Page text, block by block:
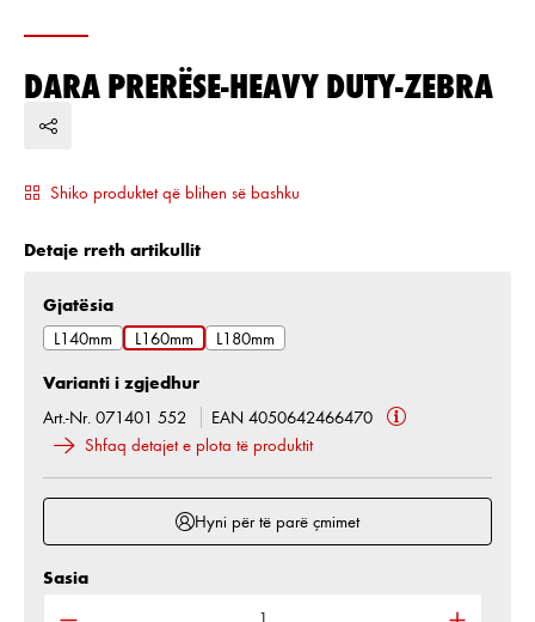
DARA PRERËSE-HEAVY DUTY-ZEBRA
Shiko produktet që blihen së bashku
Detaje rreth artikullit
Zgjidh
Gjatësia
L140mm
L160mm L180mm
Varianti i zgjedhur
Art.-Nr. 071401 552
EAN 4050642466470
Shfaq detajet e plota të produktit
Hyni për të parë çmimet
Sasia e produktit: Shkruani sasinë e dëshiruar
Sasia